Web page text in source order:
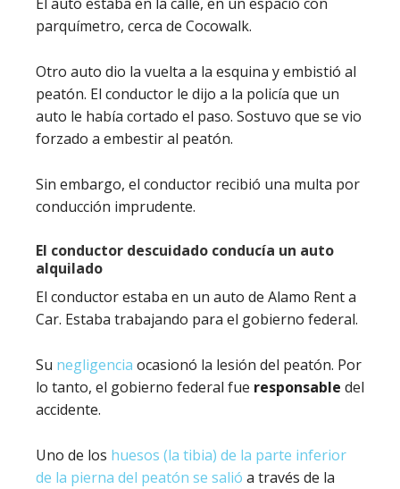
El auto estaba en la calle, en un espacio con
parquímetro, cerca de Cocowalk.
Otro auto dio la vuelta a la esquina y embistió al
peatón. El conductor le dijo a la policía que un
auto le había cortado el paso. Sostuvo que se vio
forzado a embestir al peatón.
Sin embargo, el conductor recibió una multa por
conducción imprudente.
El conductor descuidado conducía un auto
alquilado
El conductor estaba en un auto de Alamo Rent a
Car. Estaba trabajando para el gobierno federal.
Su negligencia ocasionó la lesión del peatón. Por
lo tanto, el gobierno federal fue responsable del
accidente.
Uno de los huesos (la tibia) de la parte inferior
de la pierna del peatón se salió a través de la